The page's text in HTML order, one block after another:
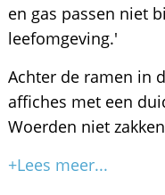
en gas passen niet
leefomgeving.'
Achter de ramen in
affiches met een
Woerden niet
+Lees meer...